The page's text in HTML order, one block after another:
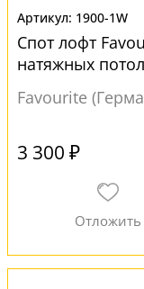
1900-1W
Спот лофт
натяжных
Favourite
3 300 ₽